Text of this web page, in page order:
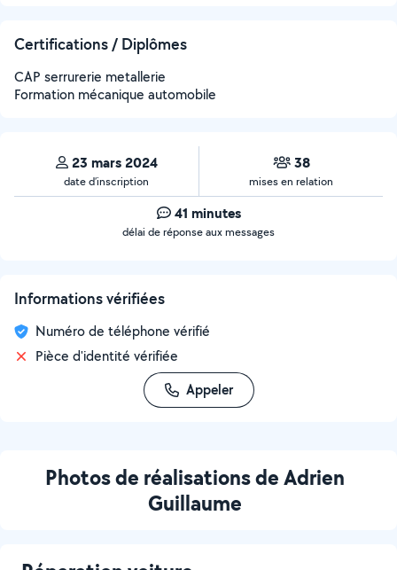
Certifications / Diplômes
CAP serrurerie metallerie
Formation mécanique automobile
23 mars 2024
date d’inscription
38
mises en relation
41 minutes
délai de réponse aux messages
Informations vérifiées
Numéro de téléphone vérifié
Pièce d'identité vérifiée
Appeler
Photos de réalisations de Adrien
Guillaume